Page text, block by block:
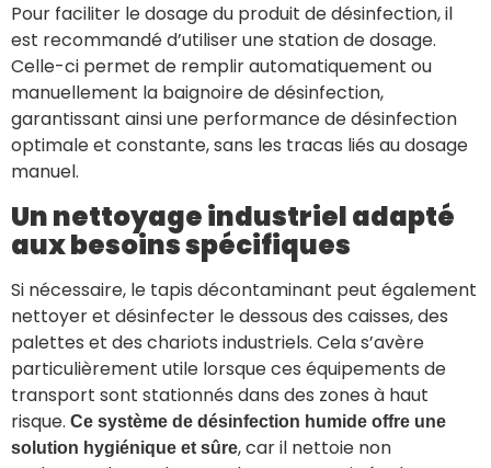
Pour faciliter le dosage du produit de désinfection, il
est recommandé d’utiliser une station de dosage.
Celle-ci permet de remplir automatiquement ou
manuellement la baignoire de désinfection,
garantissant ainsi une performance de désinfection
optimale et constante, sans les tracas liés au dosage
manuel.
Un nettoyage industriel adapté
aux besoins spécifiques
Si nécessaire, le tapis décontaminant peut également
nettoyer et désinfecter le dessous des caisses, des
palettes et des chariots industriels. Cela s’avère
particulièrement utile lorsque ces équipements de
transport sont stationnés dans des zones à haut
risque. Ce système de désinfection humide offre une
solution hygiénique et sûre, car il nettoie non